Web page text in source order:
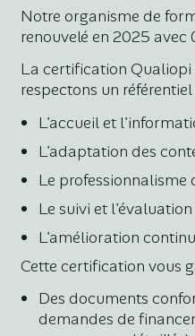
Notre organisme de
renouvelé en 2025
La certification Qualiopi
respectons un
L'accueil et
L'adaptation des
Le professionnalisme
Le suivi et
L'amélioration
Cette certification vous
Des documents
demandes de